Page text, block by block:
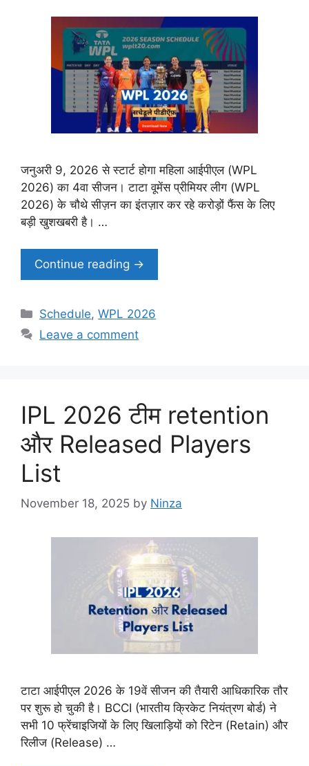
जनुअरी 9, 2026 से स्टार्ट होगा महिला आईपीएल (WPL
2026) का 4वा सीजन। टाटा वूमेंस प्रीमियर लीग (WPL
2026) के चौथे सीज़न का इंतज़ार कर रहे करोड़ों फैंस के लिए
बड़ी खुशखबरी है। …
Continue reading →
Categories
Schedule,WPL 2026
Leave a comment
IPL 2026 टीम retention
और Released Players
List
November 18, 2025 by Ninza
टाटा आईपीएल 2026 के 19वें सीजन की तैयारी आधिकारिक तौर
पर शुरू हो चुकी है। BCCI (भारतीय क्रिकेट नियंत्रण बोर्ड) ने
सभी 10 फ्रेंचाइजियों के लिए खिलाड़ियों को रिटेन (Retain) और
रिलीज (Release) …